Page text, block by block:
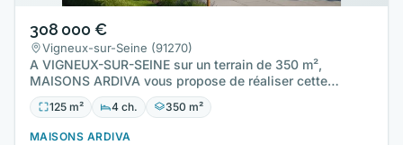
308 000 €
Vigneux-sur-Seine (91270)
A VIGNEUX-SUR-SEINE sur un terrain de 350 m²,
MAISONS ARDIVA vous propose de réaliser cette
maison neuve d'une surface…
125 m² 4 ch. 350 m²
MAISONS ARDIVA